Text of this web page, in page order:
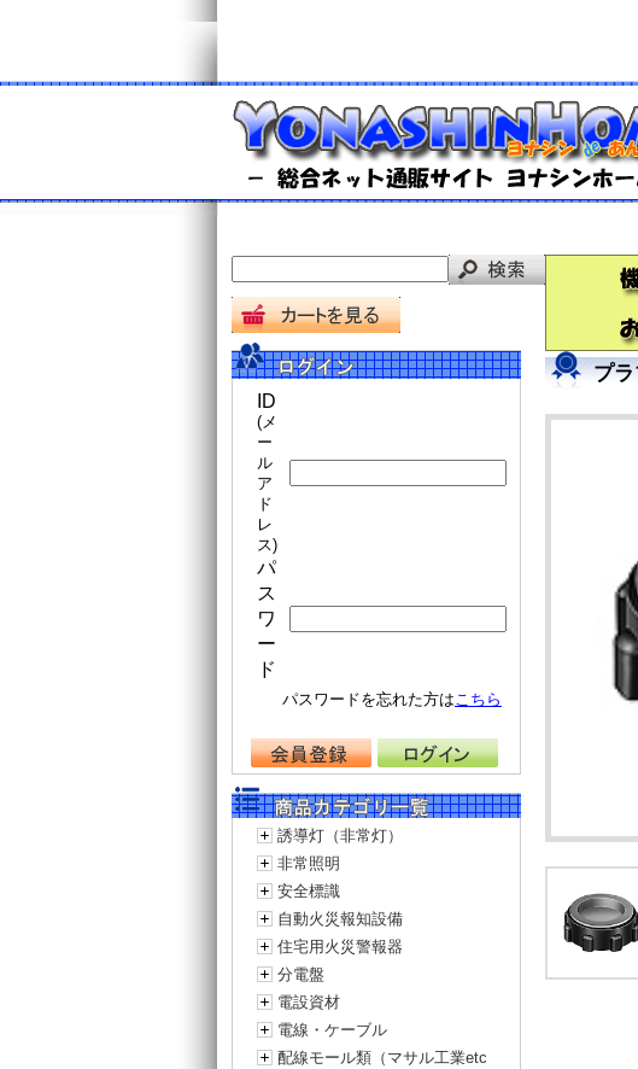
ID
(メ
ー
ル
ア
ド
レ
ス)
パ
ス
ワ
ー
ド
パスワードを忘れた方はこちら
誘導灯（非常灯）
非常照明
安全標識
自動火災報知設備
住宅用火災警報器
分電盤
電設資材
電線・ケーブル
配線モール類（マサル工業etc
プ